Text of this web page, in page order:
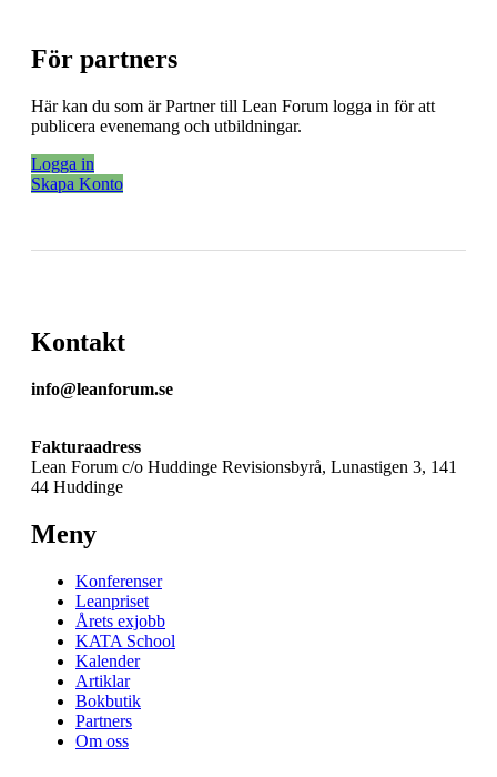
För partners
Här kan du som är Partner till Lean Forum logga in för att
publicera evenemang och utbildningar.
Logga in
Skapa Konto
Kontakt
info@leanforum.se
Fakturaadress
Lean Forum c/o Huddinge Revisionsbyrå, Lunastigen 3, 141
44 Huddinge
Meny
Konferenser
Leanpriset
Årets exjobb
KATA School
Kalender
Artiklar
Bokbutik
Partners
Om oss